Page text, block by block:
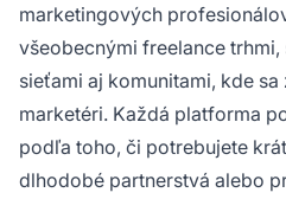
marketingových
všeobecnými freelance
sieťami aj komunitami, kde
marketéri. Každá platforma
podľa toho, či potrebujete
dlhodobé partnerstvá alebo